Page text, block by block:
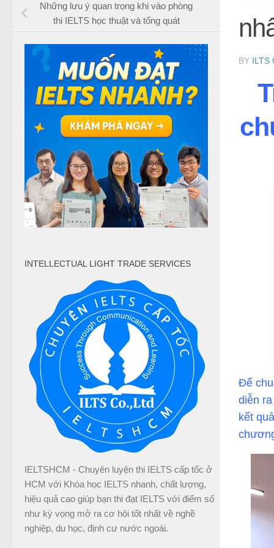
BY ILTS
Để
diễn
kết
Những lưu ý quan trọng khi vào phòng
thi IELTS học thuật và tổng quát
INTELLECTUAL LIGHT TRADE SERVICES
IELTSHCM - Chuyên luyện thi IELTS cấp tốc ở
HCM với Khóa học IELTS nhanh, chất lượng,
hiệu quả cao giúp bạn thi đạt IELTS với điểm số
như kỳ vọng mở ra cơ hội tốt nhất về nghề
nghiệp, du học, định cư nước ngoài.